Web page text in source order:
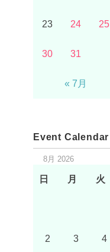
23 24 25
30 31
« 7月
Event Calendar
8月 2026
日 月 火
2 3 4